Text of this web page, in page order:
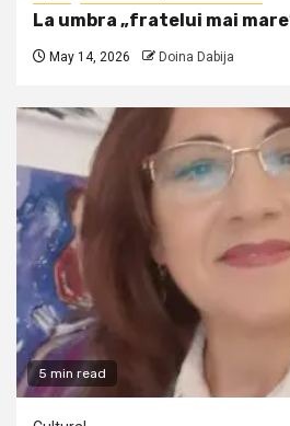
La umbra „fratelui mai
May 14, 2026 Doina Dabija
5 min read